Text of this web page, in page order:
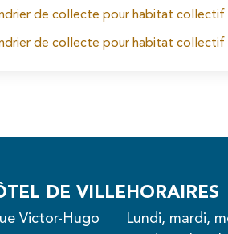
de collecte pour habitat collectif
de collecte pour habitat collectif
DE VILLE
Victor-Hugo
HORAIRES
Lundi, mardi,